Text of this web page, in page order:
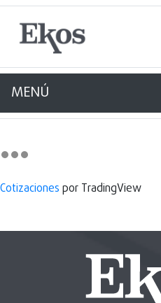
MENÚ
Cotizaciones por TradingView